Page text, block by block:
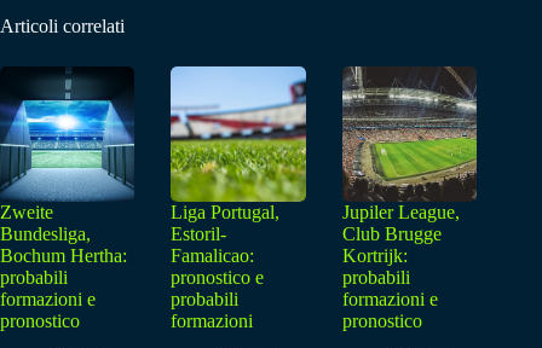
Articoli correlati
Zweite
Bundesliga,
Bochum Hertha:
probabili
formazioni e
pronostico
Liga Portugal,
Estoril-
Famalicao:
pronostico e
probabili
formazioni
Jupiler League,
Club Brugge
Kortrijk:
probabili
formazioni e
pronostico